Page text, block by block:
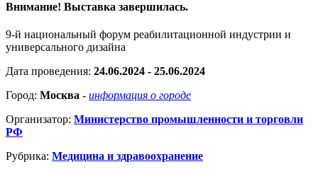
Внимание! Выставка завершилась.
9-й национальный форум реабилитационной индустрии и
универсального дизайна
Дата проведения: 24.06.2024 - 25.06.2024
Город: Москва - информация о городе
Организатор: Министерство промышленности и торговли
РФ
Рубрика: Медицина и здравоохранение